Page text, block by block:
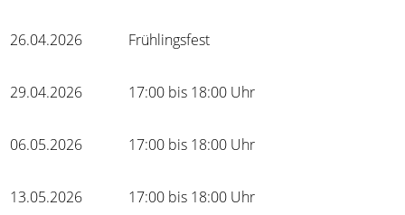
26.04.2026 Frühlingsfest
29.04.2026 17:00 bis 18:00 Uhr
06.05.2026 17:00 bis 18:00 Uhr
13.05.2026 17:00 bis 18:00 Uhr